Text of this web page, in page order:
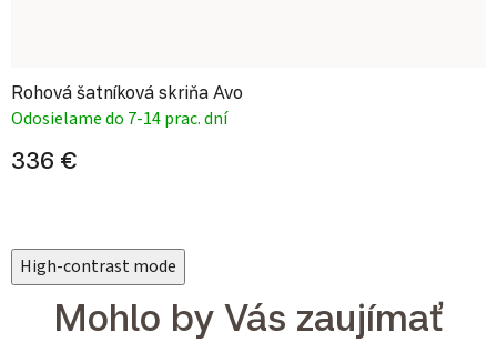
Rohová šatníková skriňa Avo
Odosielame do 7-14 prac. dní
336 €
High-contrast mode
Mohlo by Vás zaujímať